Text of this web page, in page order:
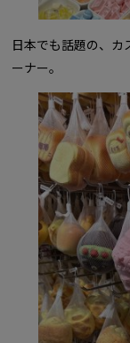
日本でも話題の、カ
ーナー。